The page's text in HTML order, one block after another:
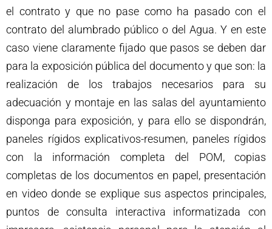
el contrato y que no pase como ha pasado con el
contrato del alumbrado público o del Agua. Y en este
caso viene claramente fijado que pasos se deben dar
para la exposición pública del documento y que son: la
realización de los trabajos necesarios para su
adecuación y montaje en las salas del ayuntamiento
disponga para exposición, y para ello se dispondrán,
paneles rígidos explicativos-resumen, paneles rígidos
con la información completa del POM, copias
completas de los documentos en papel, presentación
en video donde se explique sus aspectos principales,
puntos de consulta interactiva informatizada con